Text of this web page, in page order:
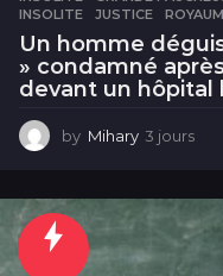
INSOLITE
,JUSTICE ,
Un homme
» condamné
devant un hôpital
by Mihary 3 jours
u